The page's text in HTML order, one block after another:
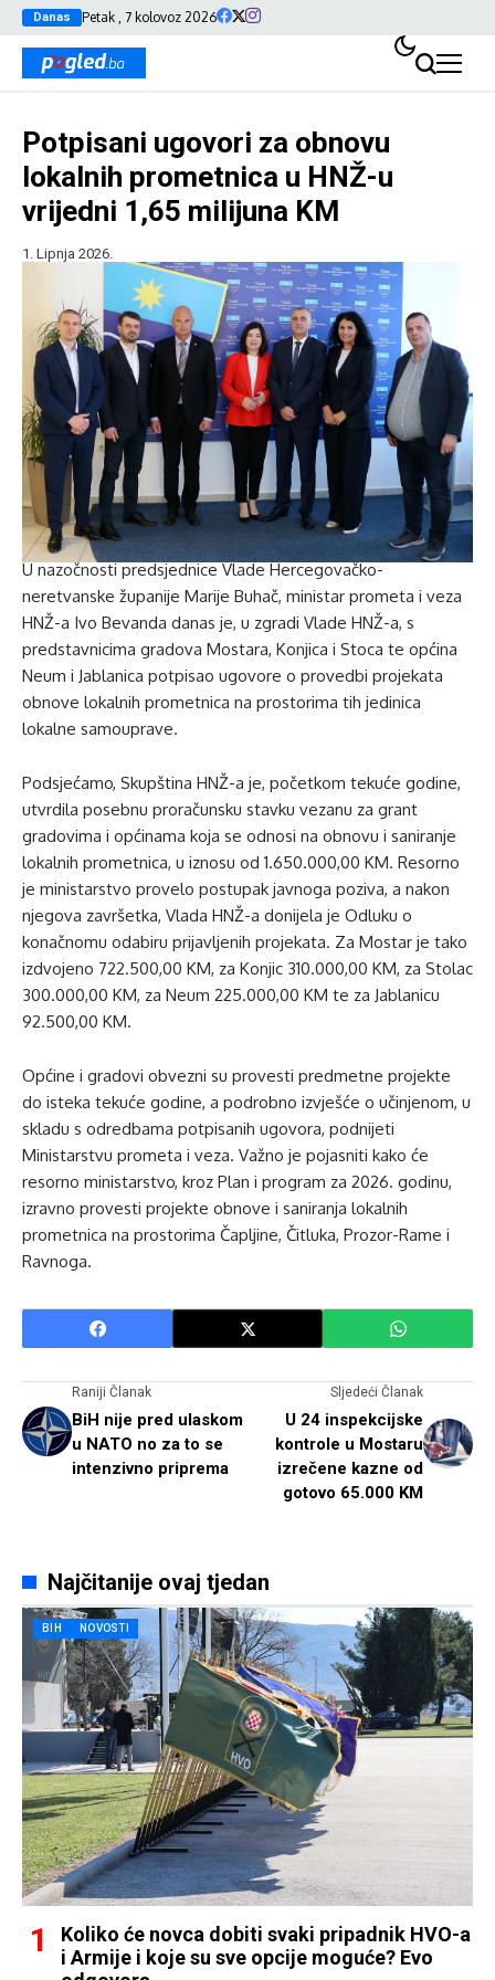
Danas Petak , 7 kolovoz 2026
Potpisani ugovori za obnovu
lokalnih prometnica u HNŽ-u
vrijedni 1,65 milijuna KM
1. Lipnja 2026.
U nazočnosti predsjednice Vlade Hercegovačko-
neretvanske županije Marije Buhač, ministar prometa i veza
HNŽ-a Ivo Bevanda danas je, u zgradi Vlade HNŽ-a, s
predstavnicima gradova Mostara, Konjica i Stoca te općina
Neum i Jablanica potpisao ugovore o provedbi projekata
obnove lokalnih prometnica na prostorima tih jedinica
lokalne samouprave.
Podsjećamo, Skupština HNŽ-a je, početkom tekuće godine,
utvrdila posebnu proračunsku stavku vezanu za grant
gradovima i općinama koja se odnosi na obnovu i saniranje
lokalnih prometnica, u iznosu od 1.650.000,00 KM. Resorno
je ministarstvo provelo postupak javnoga poziva, a nakon
njegova završetka, Vlada HNŽ-a donijela je Odluku o
konačnomu odabiru prijavljenih projekata. Za Mostar je tako
izdvojeno 722.500,00 KM, za Konjic 310.000,00 KM, za Stolac
300.000,00 KM, za Neum 225.000,00 KM te za Jablanicu
92.500,00 KM.
Općine i gradovi obvezni su provesti predmetne projekte
do isteka tekuće godine, a podrobno izvješće o učinjenom, u
skladu s odredbama potpisanih ugovora, podnijeti
Ministarstvu prometa i veza. Važno je pojasniti kako će
resorno ministarstvo, kroz Plan i program za 2026. godinu,
izravno provesti projekte obnove i saniranja lokalnih
prometnica na prostorima Čapljine, Čitluka, Prozor-Rame i
Ravnoga.
Raniji Članak
BiH nije pred ulaskom
u NATO no za to se
intenzivno priprema
Sljedeći Članak
U 24 inspekcijske
kontrole u Mostaru
izrečene kazne od
gotovo 65.000 KM
Najčitanije ovaj tjedan
BIH NOVOSTI
Koliko će novca dobiti svaki pripadnik HVO-a
i Armije i koje su sve opcije moguće? Evo